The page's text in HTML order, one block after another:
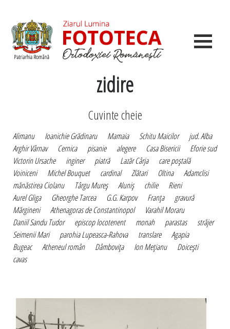
zidire
Cuvinte cheie
Alimanu Ioanichie Grădinaru Mamaia Schitu Maicilor
jud. Alba
Arghir Vârnav
Cernica pisanie alegere Casa Bisericii
Eforie sud
Victorin Ursache
inginer piatră Lazăr Cârja
care poştală
Voiniceni
Michel Bouquet cardinal Zlătari Oltina
Adamclisi
mănăstirea Ciolanu
Târgu Mureş Aluniş chilie
Rieni
Aurel Gliga
Gheorghe Tarcea G.G. Karpov Franţa
gravură
Mărgineni
Athenagoras de Constantinopol
Varahil Moraru
Daniil Sandu Tudor
episcop locotenent monah parastas
străjer
Seimenii Mari
parohia Lupeasca-Rahova translare
Agapia
Bugeac
Atheneul român Dâmboviţa Ion Meţianu
Doiceşti
cavas